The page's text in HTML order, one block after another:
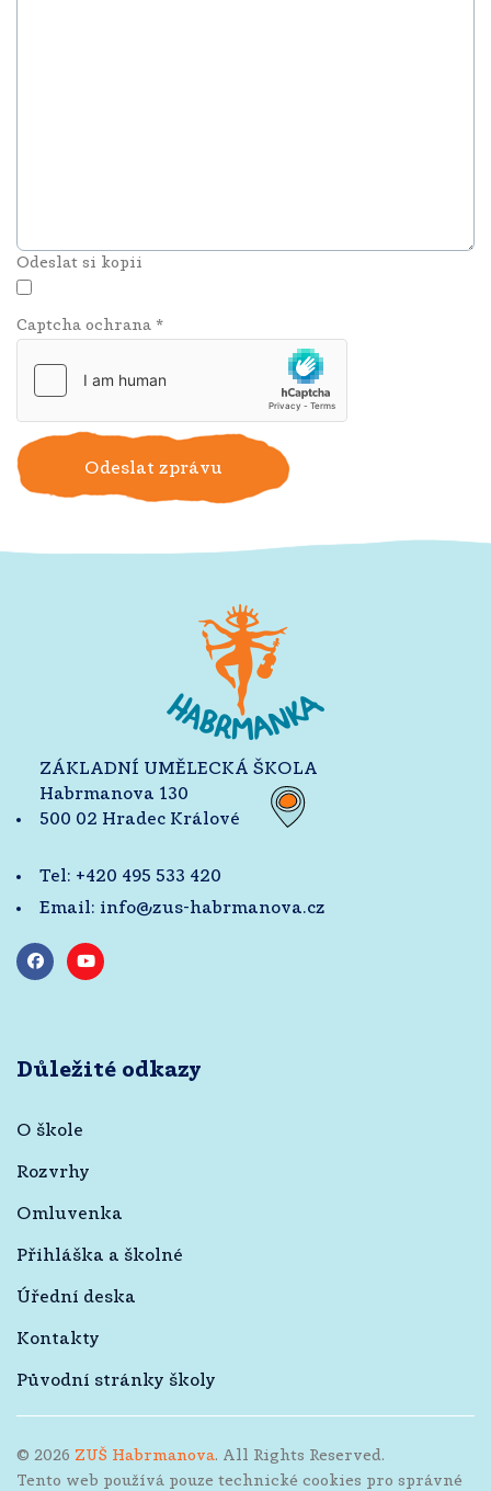
Odeslat si kopii
Captcha ochrana *
Odeslat zprávu
ZÁKLADNÍ UMĚLECKÁ ŠKOLA
Habrmanova 130
500 02 Hradec Králové
Tel: +420 495 533 420
Email: info@zus-habrmanova.cz
Důležité odkazy
O škole
Rozvrhy
Omluvenka
Přihláška a školné
Úřední deska
Kontakty
Původní stránky školy
© 2026 ZUŠ Habrmanova. All Rights Reserved.
Tento web používá pouze technické cookies pro správné